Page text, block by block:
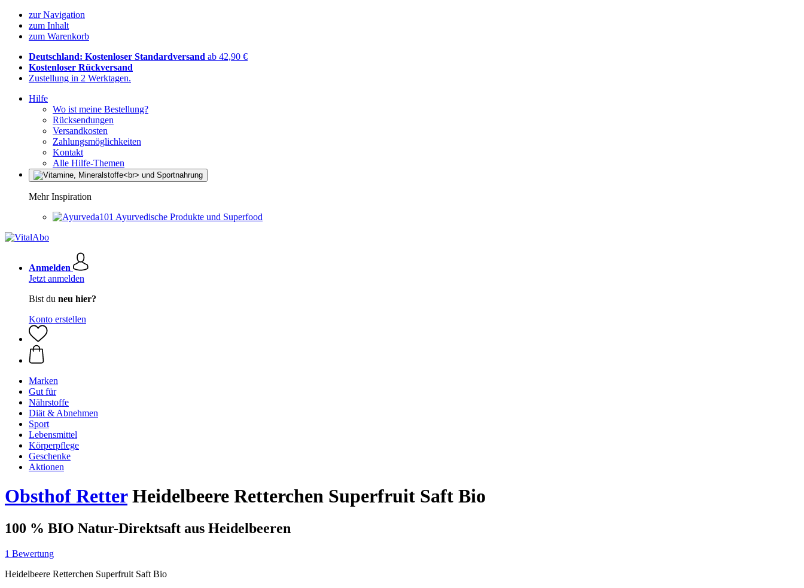
zur Navigation
zum Inhalt
zum Warenkorb
Deutschland: Kostenloser Standardversand ab 42,90 €
Kostenloser Rückversand
Zustellung in 2 Werktagen.
Hilfe
Wo ist meine Bestellung?
Rücksendungen
Versandkosten
Zahlungsmöglichkeiten
Kontakt
Alle Hilfe-Themen
Mehr Inspiration
Ayurvedische Produkte und Superfood
Anmelden
Jetzt anmelden
Bist du neu hier?
Konto erstellen
Marken
Gut für
Nährstoffe
Diät & Abnehmen
Sport
Lebensmittel
Körperpflege
Geschenke
Aktionen
Obsthof RetterHeidelbeere Retterchen Superfruit Saft Bio
100 % BIO Natur-Direktsaft aus Heidelbeeren
1 Bewertung
Heidelbeere Retterchen Superfruit Saft Bio